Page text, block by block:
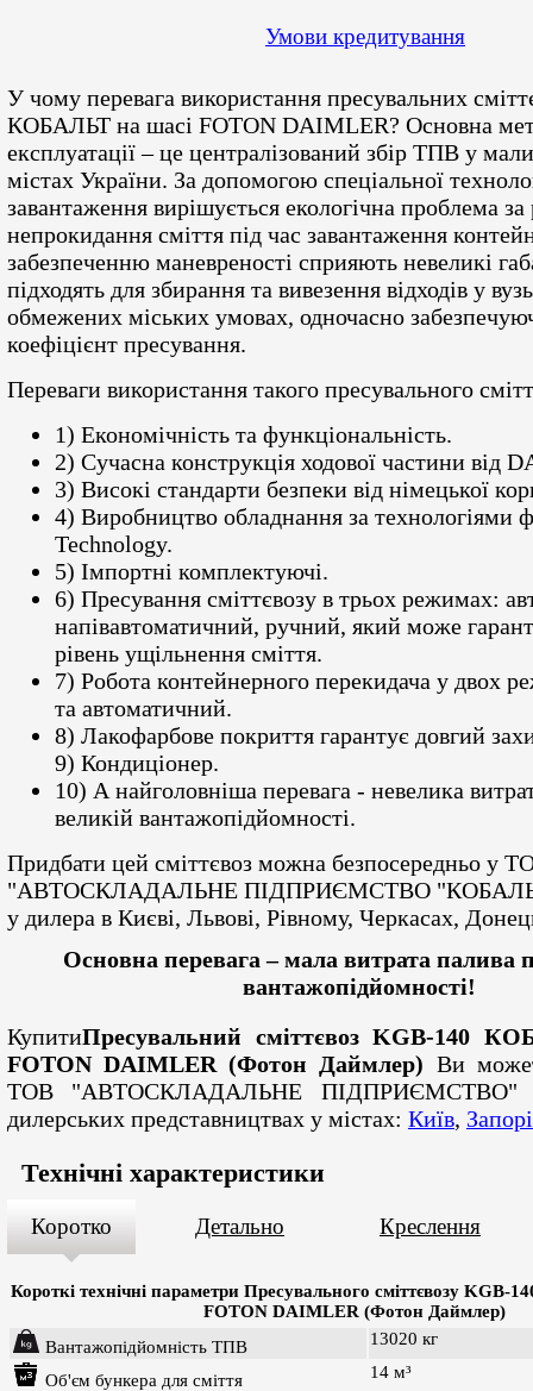
Умови кредитування
У чому перевага використання пресувальних
КОБАЛЬТ на шасі FOTON DAIMLER? Основна
експлуатації – це централізований збір ТПВ у
містах України. За допомогою спеціальної
завантаження вирішується екологічна проблема за
непрокидання сміття під час завантаження
забезпеченню маневреності сприяють невеликі
підходять для збирання та вивезення відходів у
обмежених міських умовах, одночасно
коефіцієнт пресування.
Переваги використання такого пресувального
1) Економічність та функціональність.
2) Сучасна конструкція ходової частини від
3) Високі стандарти безпеки від німецької
4) Виробництво обладнання за технологіями
Technology.
5) Імпортні комплектуючі.
6) Пресування сміттєвозу в трьох режимах:
напівавтоматичний, ручний, який може
рівень ущільнення сміття.
7) Робота контейнерного перекидача у двох
та автоматичний.
8) Лакофарбове покриття гарантує довгий
9) Кондиціонер.
10) А найголовніша перевага - невелика
великій вантажопідйомності.
Придбати цей сміттєвоз можна безпосередньо у
"АВТОСКЛАДАЛЬНЕ ПІДПРИЄМСТВО "КОБАЛЬТ"
у дилера в Києві, Львові, Рівному, Черкасах,
Основна перевага – мала витрата палива
вантажопідйомності!
КупитиПресувальний сміттєвоз KGB-140
FOTON DAIMLER (Фотон Даймлер) Ви
ТОВ "АВТОСКЛАДАЛЬНЕ
дилерських представництвах у містах: Київ,
Технічні характеристики
Коротко Детально Креслення
Короткі технічні параметри Пресувального сміттєвозу KGB-
FOTON DAIMLER (Фотон Даймлер)
Вантажопідйомність ТПВ
13020 кг
Об'єм бункера для сміття 14 м³